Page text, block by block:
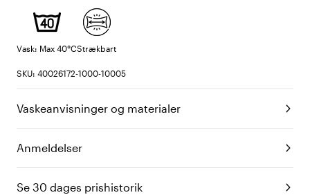
Vask: Max 40°CStrækbart
SKU: 40026172-1000-10005
Vaskeanvisninger og materialer
Anmeldelser
Se 30 dages prishistorik